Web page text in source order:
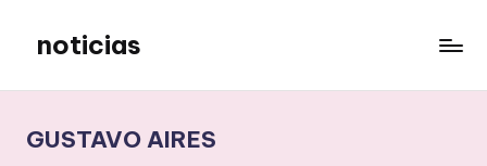
content
noticias
GUSTAVO AIRES